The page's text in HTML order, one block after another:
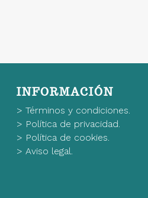
INFORMACIÓN
> Términos y condiciones.
> Política de privacidad.
> Política de cookies.
> Aviso legal.